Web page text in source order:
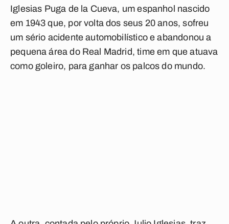
Iglesias Puga de la Cueva, um espanhol nascido
em 1943 que, por volta dos seus 20 anos, sofreu
um sério acidente automobilístico e abandonou a
pequena área do Real Madrid, time em que atuava
como goleiro, para ganhar os palcos do mundo.